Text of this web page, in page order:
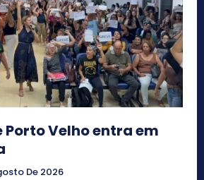
Porto Velho entra em
De 2026